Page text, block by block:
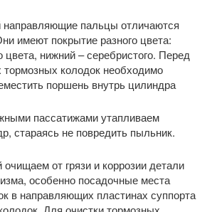
направляющие пальцы отличаются
имеют покрытие разного цвета:
цвета, нижний – серебристого. Перед
тормозных колодок необходимо
поршень внутрь цилиндра
пассатижами утапливаем
стараясь не повредить пыльник.
от грязи и коррозии детали
особенно посадочные места
в направляющих пластинах суппорта